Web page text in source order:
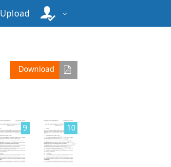
Upload
Download
9 10
>